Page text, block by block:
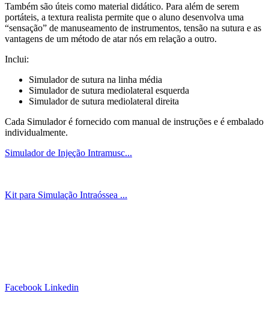
Também são úteis como material didático. Para além de serem
portáteis, a textura realista permite que o aluno desenvolva uma
“sensação” de manuseamento de instrumentos, tensão na sutura e as
vantagens de um método de atar nós em relação a outro.
Inclui:
Simulador de sutura na linha média
Simulador de sutura mediolateral esquerda
Simulador de sutura mediolateral direita
Cada Simulador é fornecido com manual de instruções e é embalado
individualmente.
Simulador de Injeção Intramusc...
Kit para Simulação Intraóssea ...
Facebook Linkedin